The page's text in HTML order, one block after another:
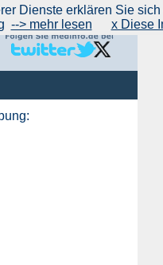
|über Medinfo|Feedback
Dienste erklären Sie
--> mehr lesen x Diese